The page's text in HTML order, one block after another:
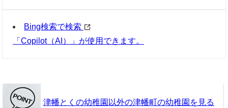
Bing検索で検索
「Copilot（AI）」が使用できます。
津幡とくの幼稚園以外の津幡町の幼稚園を見る